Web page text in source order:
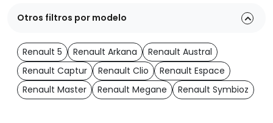
Otros filtros por modelo
Renault 5 Renault Arkana
Renault Austral
Renault Captur
Renault Clio
Renault Espace
Renault Master
Renault Megane Renault Symbioz